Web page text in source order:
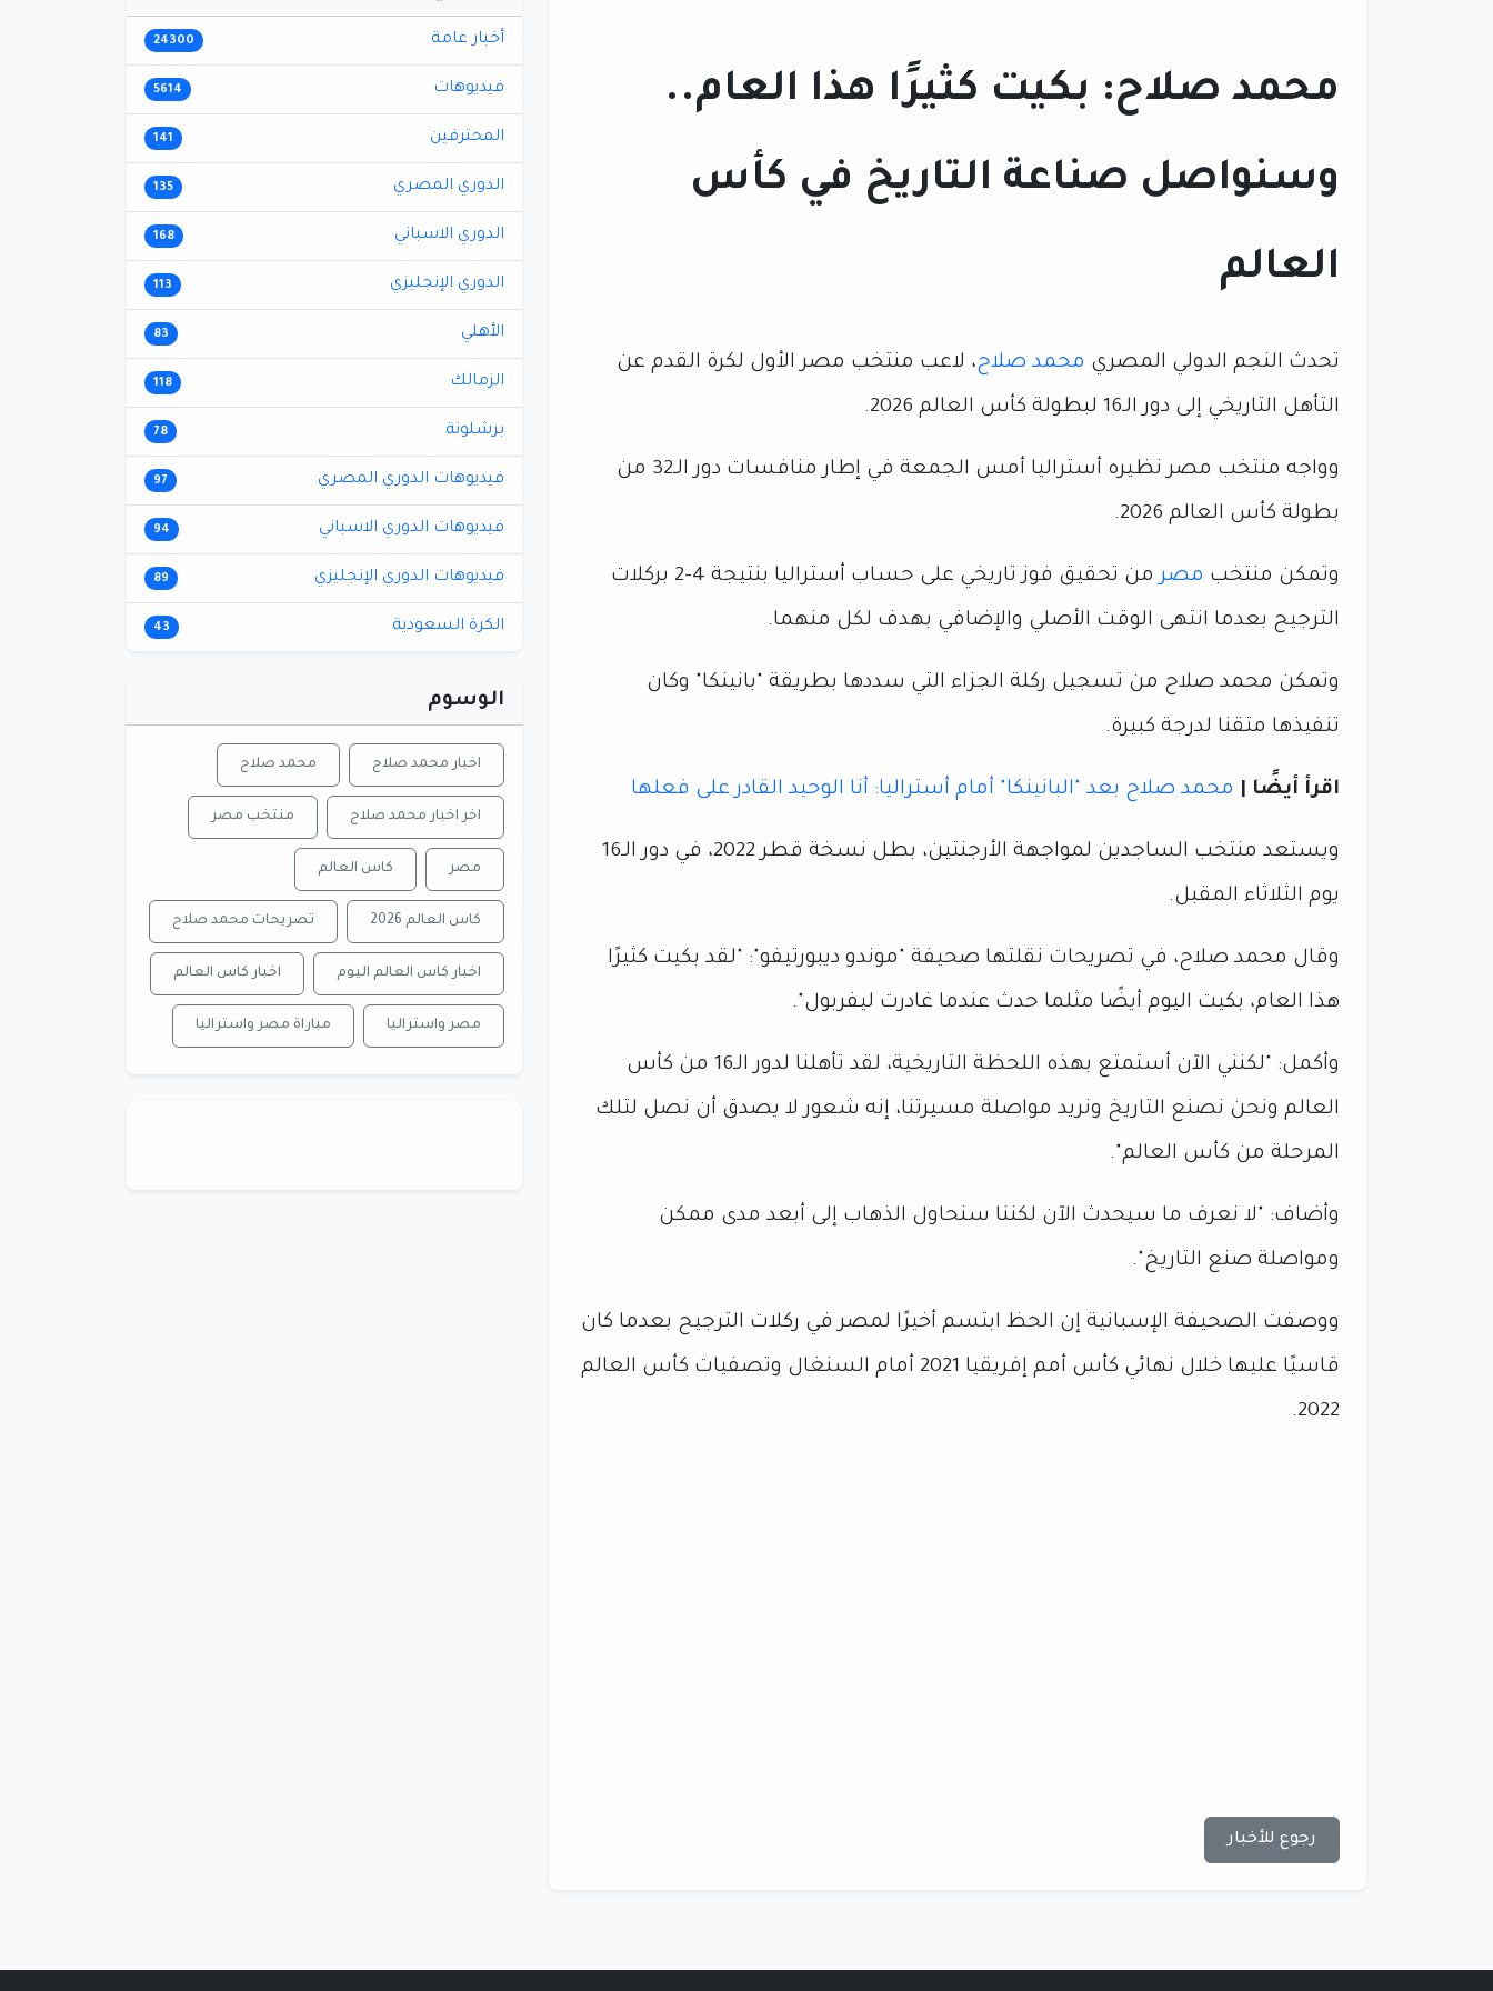
محمد صلاح: بكيت كثيرًا هذا العام..
وسنواصل صناعة التاريخ في كأس
العالم
تحدث النجم الدولي المصري محمد صلاح، لاعب منتخب مصر الأول لكرة القدم عن
التأهل التاريخي إلى دور الـ16 لبطولة كأس العالم 2026.
وواجه منتخب مصر نظيره أستراليا أمس الجمعة في إطار منافسات دور الـ32 من
بطولة كأس العالم 2026.
وتمكن منتخب مصر
من تحقيق فوز تاريخي على حساب أستراليا بنتيجة 4-2 بركلات
الترجيح بعدما انتهى الوقت الأصلي والإضافي بهدف لكل منهما.
وتمكن محمد صلاح من تسجيل ركلة الجزاء التي سددها بطريقة "بانينكا" وكان
تنفيذها متقنا لدرجة كبيرة.
اقرأ أيضًا | محمد صلاح بعد "البانينكا" أمام أستراليا: أنا الوحيد القادر على فعلها
ويستعد منتخب الساجدين لمواجهة الأرجنتين، بطل نسخة قطر 2022، في دور الـ16
يوم الثلاثاء المقبل.
وقال محمد صلاح، في تصريحات نقلتها صحيفة "موندو ديبورتيفو": "لقد بكيت كثيرًا
هذا العام، بكيت اليوم أيضًا مثلما حدث عندما غادرت ليفربول".
وأكمل: "لكنني الآن أستمتع بهذه اللحظة التاريخية، لقد تأهلنا لدور الـ16 من كأس
العالم ونحن نصنع التاريخ ونريد مواصلة مسيرتنا، إنه شعور لا يصدق أن نصل لتلك
المرحلة من كأس العالم".
وأضاف: "لا نعرف ما سيحدث الآن لكننا سنحاول الذهاب إلى أبعد مدى ممكن
ومواصلة صنع التاريخ".
ووصفت الصحيفة الإسبانية إن الحظ ابتسم أخيرًا لمصر في ركلات الترجيح بعدما كان
قاسيًا عليها خلال نهائي كأس أمم إفريقيا 2021 أمام السنغال وتصفيات كأس العالم
2022.
رجوع للأخبار
أخبار عامة 24300
فيديوهات 5614
المحترفين 141
الدوري المصري 135
الدوري الاسباني 168
الدوري الإنجليزي 113
الأهلي 83
الزمالك 118
برشلونة 78
فيديوهات الدوري المصري 97
فيديوهات الدوري الاسباني 94
فيديوهات الدوري الإنجليزي 89
الكرة السعودية 43
الوسوم
اخبار محمد صلاح محمد صلاح
اخر اخبار محمد صلاح منتخب مصر
مصر كاس العالم
كاس العالم 2026 تصريحات محمد صلاح
اخبار كاس العالم اليوم اخبار كاس العالم
مصر واستراليا مباراة مصر واستراليا